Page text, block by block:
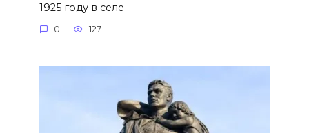
1925 году в селе
0 127